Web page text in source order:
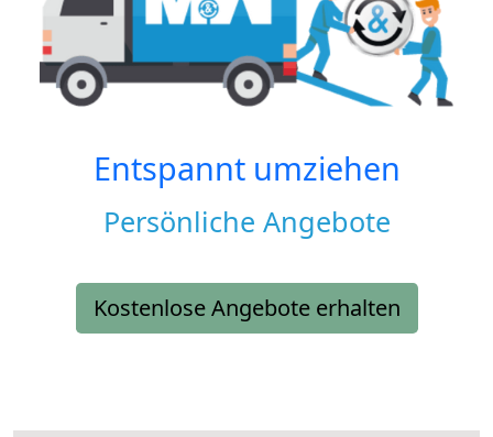
Entspannt umziehen
Persönliche Angebote
Kostenlose Angebote erhalten